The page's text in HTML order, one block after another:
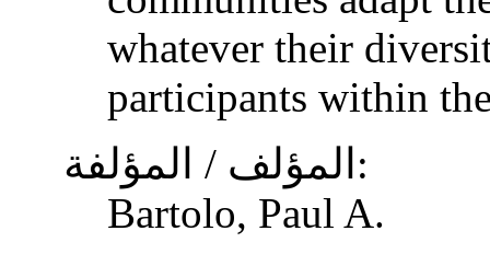
whatever their
participants within
المؤلف / المؤلفة:
Bartolo, Paul A.